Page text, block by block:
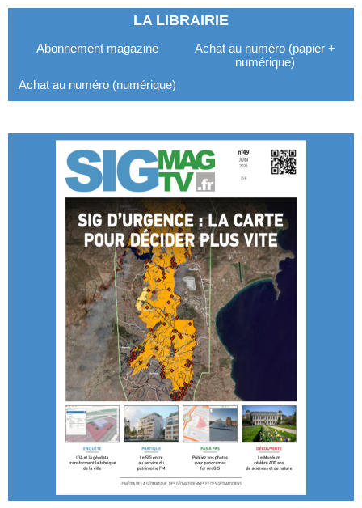
LA LIBRAIRIE
Abonnement magazine
Achat au numéro (papier +
numérique)
Achat au numéro (numérique)